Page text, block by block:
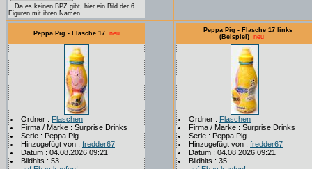
Da es keinen BPZ gibt, hier ein Bild der 6
Figuren mit ihren Namen
Peppa Pig - Flasche 17 neu
Ordner : Flaschen
Firma / Marke : Surprise Drinks
Serie : Peppa Pig
Hinzugefügt von : fredder67
Datum : 04.08.2026 09:21
Bildhits : 53
Peppa Pig - Flasche 17 links
(Beispiel)
neu
Ordner : Flaschen
Firma / Marke : Surprise Drinks
Serie : Peppa Pig
Hinzugefügt von : fredder67
Datum : 04.08.2026 09:21
Bildhits : 35